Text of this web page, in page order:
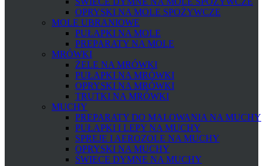
OPRYSKI NA MOLE SPOŻYWCZE
MOLE UBRANIOWE
PUŁAPKI NA MOLE
PREPARATY NA MOLE
MRÓWKI
ŻELE NA MRÓWKI
PUŁAPKI NA MRÓWKI
OPRYSKI NA MRÓWKI
TRUTKI NA MRÓWKI
MUCHY
PREPARATY DO MALOWANIA NA MUCHY
PUŁAPKI I LEPY NA MUCHY
SPREJE I AEROZOLE NA MUCHY
OPRYSKI NA MUCHY
ŚWIECE DYMNE NA MUCHY